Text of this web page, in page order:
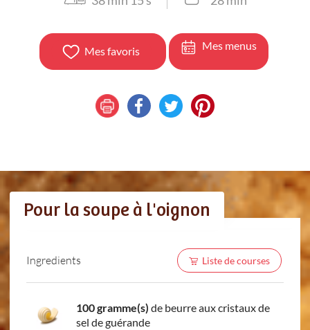
Mes favoris Mes menus
Pour la soupe à l'oignon
Ingredients Liste de courses
100 gramme(s) de beurre aux cristaux de
sel de guérande